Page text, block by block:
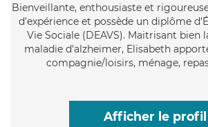
Bienveillante, enthousiaste et
d'expérience et possède un diplôme
Vie Sociale (DEAVS). Maitrisant bien
maladie d'alzheimer, Elisabeth
compagnie/loisirs, ménage,
Afficher le profil